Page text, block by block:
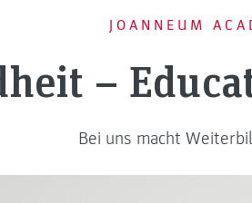
JOANNEUM
–
Bei uns macht